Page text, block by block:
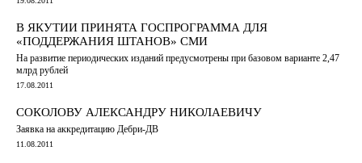
В ЯКУТИИ ПРИНЯТА ГОСПРОГРАММА ДЛЯ
«ПОДДЕРЖАНИЯ ШТАНОВ» СМИ
На развитие периодических изданий предусмотрены при базовом варианте 2,47
млрд рублей
17.08.2011
СОКОЛОВУ АЛЕКСАНДРУ НИКОЛАЕВИЧУ
Заявка на аккредитацию Дебри-ДВ
11.08.2011